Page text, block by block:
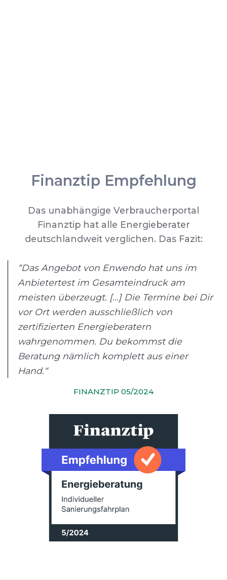
Finanztip Empfehlung
Das unabhängige Verbraucherportal
Finanztip hat alle Energieberater
deutschlandweit verglichen. Das Fazit:
“Das Angebot von Enwendo hat uns im
Anbietertest im Gesamteindruck am
meisten überzeugt. [...] Die Termine bei Dir
vor Ort werden ausschließlich von
zertifizierten Energieberatern
wahrgenommen. Du bekommst die
Beratung nämlich komplett aus einer
Hand.“
FINANZTIP 05/2024